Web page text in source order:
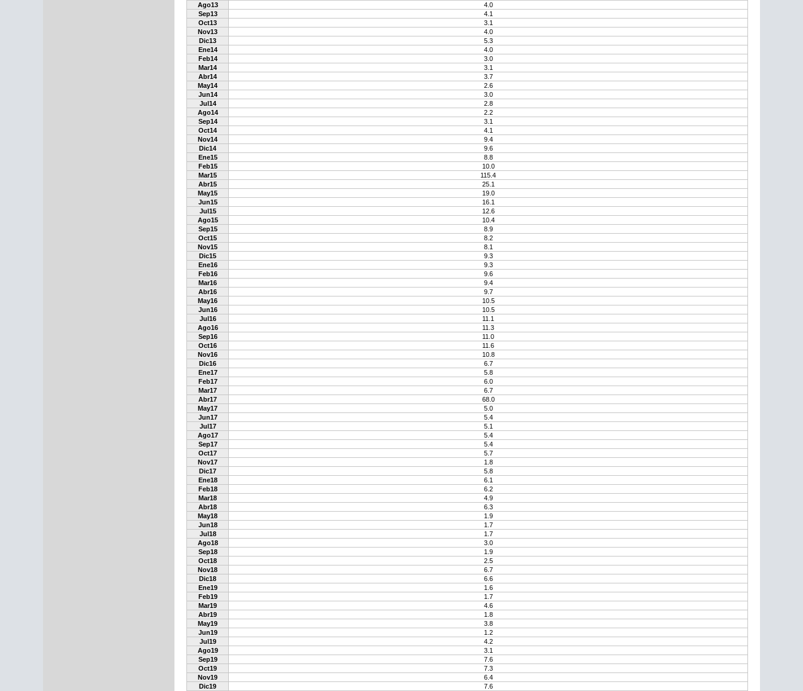
Ago13
4.0
Sep13
4.1
Oct13
3.1
Nov13
4.0
Dic13
5.3
Ene14
4.0
Feb14
3.0
Mar14
3.1
Abr14
3.7
May14
2.6
Jun14
3.0
Jul14
2.8
Ago14
2.2
Sep14
3.1
Oct14
4.1
Nov14
9.4
Dic14
9.6
Ene15
8.8
Feb15
10.0
Mar15
115.4
Abr15
25.1
May15
19.0
Jun15
16.1
Jul15
12.6
Ago15
10.4
Sep15
8.9
Oct15
8.2
Nov15
8.1
Dic15
9.3
Ene16
9.3
Feb16
9.6
Mar16
9.4
Abr16
9.7
May16
10.5
Jun16
10.5
Jul16
11.1
Ago16
11.3
Sep16
11.0
Oct16
11.6
Nov16
10.8
Dic16
6.7
Ene17
5.8
Feb17
6.0
Mar17
6.7
Abr17
68.0
May17
5.0
Jun17
5.4
Jul17
5.1
Ago17
5.4
Sep17
5.4
Oct17
5.7
Nov17
1.8
Dic17
5.8
Ene18
6.1
Feb18
6.2
Mar18
4.9
Abr18
6.3
May18
1.9
Jun18
1.7
Jul18
1.7
Ago18
3.0
Sep18
1.9
Oct18
2.5
Nov18
6.7
Dic18
6.6
Ene19
1.6
Feb19
1.7
Mar19
4.6
Abr19
1.8
May19
3.8
Jun19
1.2
Jul19
4.2
Ago19
3.1
Sep19
7.6
Oct19
7.3
Nov19
6.4
Dic19
7.6